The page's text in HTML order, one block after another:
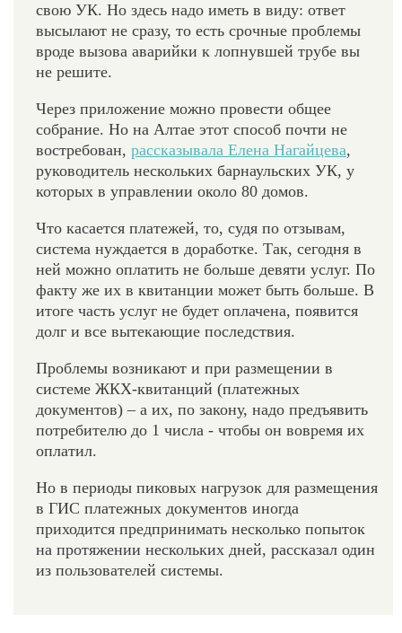
свою УК. Но здесь надо иметь в виду: ответ
высылают не сразу, то есть срочные проблемы
вроде вызова аварийки к лопнувшей трубе вы
не решите.
Через приложение можно провести общее
собрание. Но на Алтае этот способ почти не
востребован, рассказывала Елена Нагайцева,
руководитель нескольких барнаульских УК, у
которых в управлении около 80 домов.
Что касается платежей, то, судя по отзывам,
система нуждается в доработке. Так, сегодня в
ней можно оплатить не больше девяти услуг. По
факту же их в квитанции может быть больше. В
итоге часть услуг не будет оплачена, появится
долг и все вытекающие последствия.
Проблемы возникают и при размещении в
системе ЖКХ-квитанций (платежных
документов) – а их, по закону, надо предъявить
потребителю до 1 числа - чтобы он вовремя их
оплатил.
Но в периоды пиковых нагрузок для размещения
в ГИС платежных документов иногда
приходится предпринимать несколько попыток
на протяжении нескольких дней, рассказал один
из пользователей системы.